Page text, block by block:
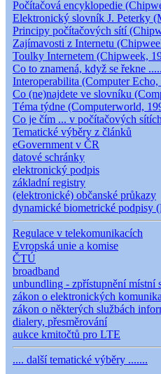
Počítačová encyklopedie
Elektronický slovník J. Peterky
Principy počítačových sítí
Zajímavosti z Internetu
Toulky Internetem (Chipweek,
Co to znamená, když se řekne
Interoperabilita (Computer
Co (ne)najdete ve slovníku
Téma týdne (Computerworld,
Co je čím ... v počítačových
Tematické výběry z článků
eGovernment v ČR
datové schránky
elektronický podpis
základní registry
(elektronické) občanské průkazy
dynamické biometrické podpisy
Regulace v telekomunikacích
Evropská unie a komise
ČTÚ
broadband
unbundling - zpřístupnění místní
zákon o elektronických
zákon o některých službách
dialery, přesměrování
aukce kmitočtů pro LTE
.... další tematické výběry .......